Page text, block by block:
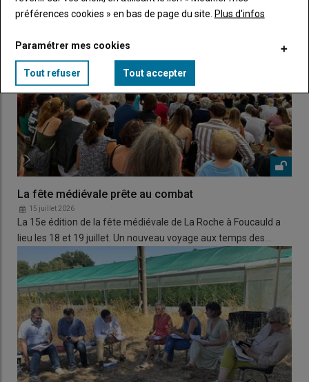
La fête médiévale prête au combat
15 juillet 2026
La 15e édition de la fête médiévale de La Roche à Foucauld a
lieu les 18 et 19 juillet. Un nouveau voyage aux temps des…
préférences cookies » en bas de page du site. Plus d'infos
Paramétrer mes cookies
Tout refuser Tout accepter